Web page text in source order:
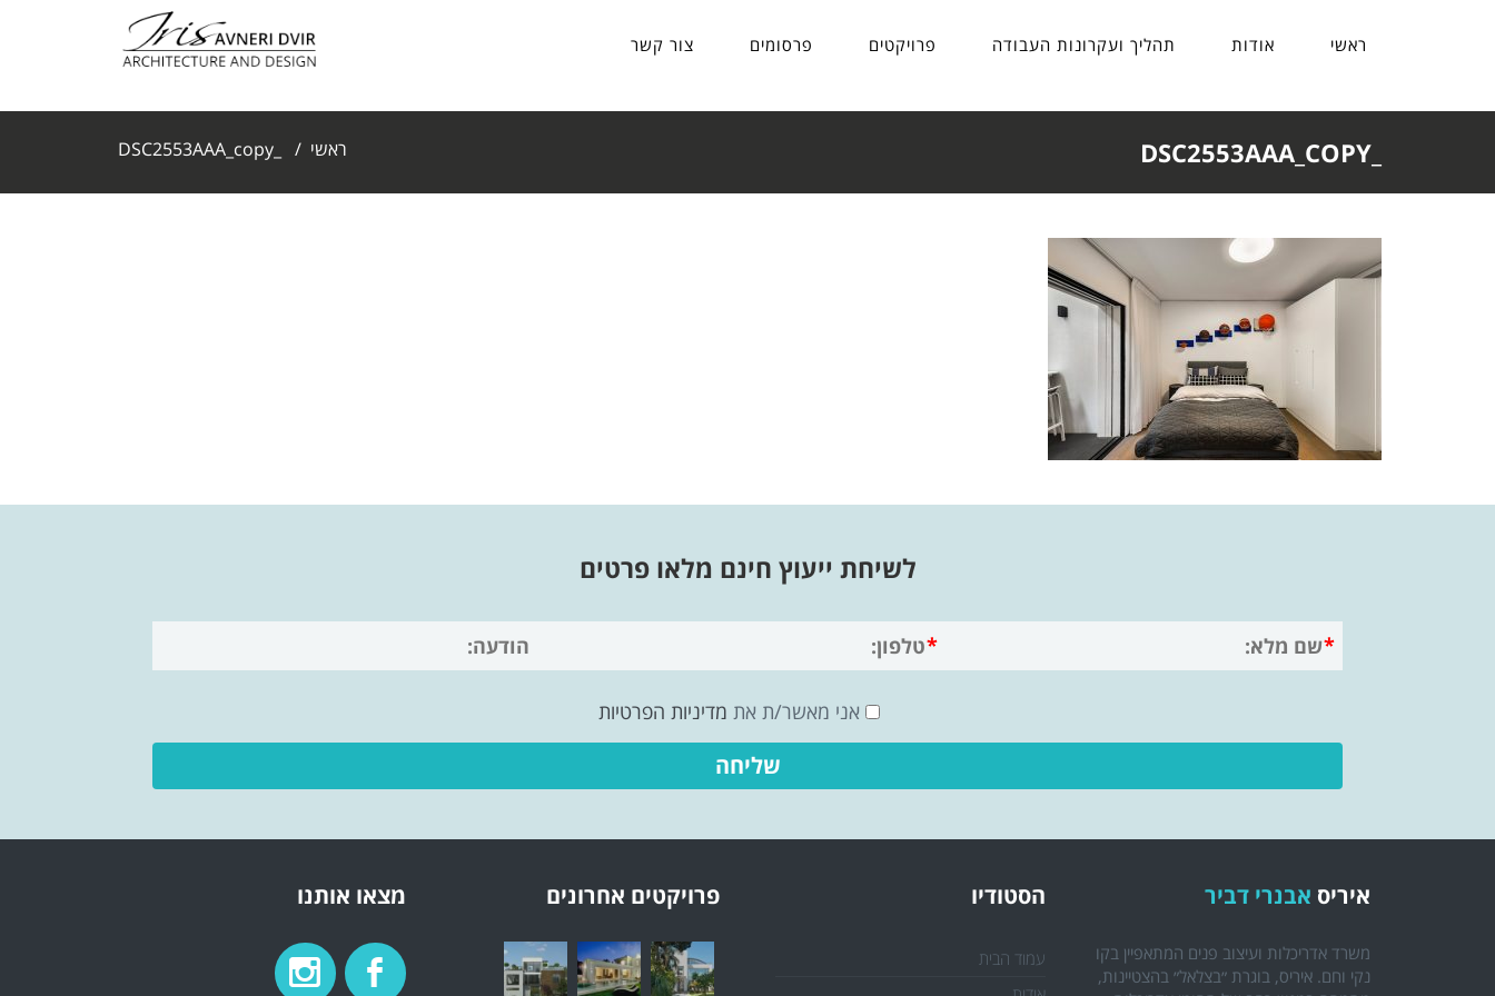
ראשי אודות תהליך ועקרונות העבודה פרויקטים פרסומים צור קשר
ראשי /
לשיחת ייעוץ חינם מלאו פרטים
אני מאשר/ת את מדיניות הפרטיות
איריס אבנרי דביר
משרד אדריכלות ועיצוב פנים המתאפיין בקו
נקי וחם. איריס, בוגרת ״בצלאל״ בהצטיינות,
הסטודיו
עמוד הבית
פרויקטים אחרונים מצאו אותנו